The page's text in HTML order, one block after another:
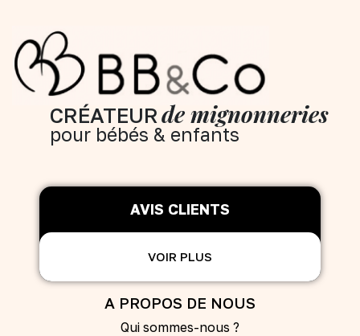
CRÉATEURde mignonneries
pour bébés & enfants
AVIS CLIENTS
VOIR PLUS
A PROPOS DE NOUS
Qui sommes-nous ?